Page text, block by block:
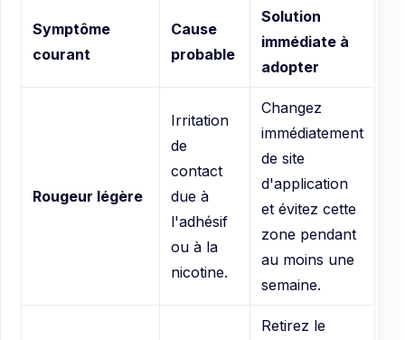
Symptôme
courant
Cause
probable
Solution
immédiate à
adopter
Rougeur légère
Irritation
de
contact
due à
l'adhésif
ou à la
nicotine.
Changez
immédiatement
de site
d'application
et évitez cette
zone pendant
au moins une
semaine.
Retirez le